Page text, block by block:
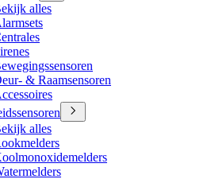
alles
& Raamsensoren
alles